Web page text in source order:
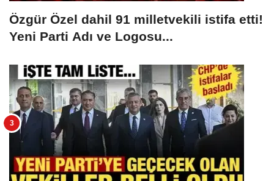
Özgür Özel dahil 91 milletvekili istifa etti!
Yeni Parti Adı ve Logosu...